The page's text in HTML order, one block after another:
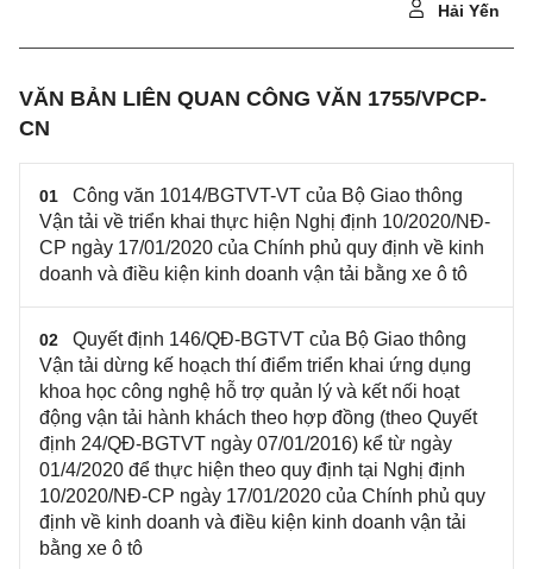
Hải Yến
VĂN BẢN LIÊN QUAN CÔNG VĂN 1755/VPCP-
CN
01
Công văn 1014/BGTVT-VT của Bộ Giao thông
Vận tải về triển khai thực hiện Nghị định 10/2020/NĐ-
CP ngày 17/01/2020 của Chính phủ quy định về kinh
doanh và điều kiện kinh doanh vận tải bằng xe ô tô
02
Quyết định 146/QĐ-BGTVT của Bộ Giao thông
Vận tải dừng kế hoạch thí điểm triển khai ứng dụng
khoa học công nghệ hỗ trợ quản lý và kết nối hoạt
động vận tải hành khách theo hợp đồng (theo Quyết
định 24/QĐ-BGTVT ngày 07/01/2016) kể từ ngày
01/4/2020 để thực hiện theo quy định tại Nghị định
10/2020/NĐ-CP ngày 17/01/2020 của Chính phủ quy
định về kinh doanh và điều kiện kinh doanh vận tải
bằng xe ô tô